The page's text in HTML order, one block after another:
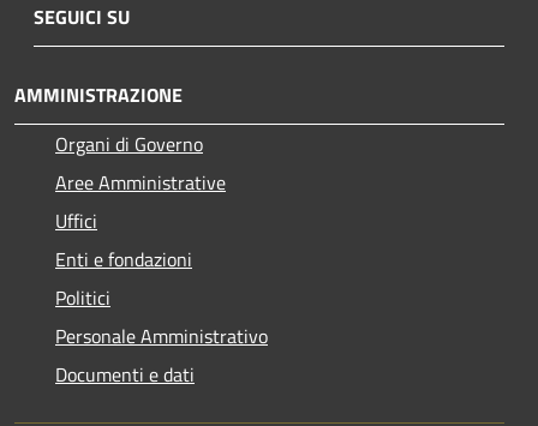
SEGUICI SU
AMMINISTRAZIONE
Organi di Governo
Aree Amministrative
Uffici
Enti e fondazioni
Politici
Personale Amministrativo
Documenti e dati